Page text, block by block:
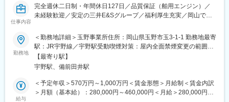
は＜舶用エンジン、産業機械、テクノサービス＞の3グループで組
織されています。平均39歳で20代の若手も多い組織です。
■おすすめポイント：
・完全週休二日制（土日祝）・年間休日127日
・安定の三井E＆Sグループ・福利厚生充実
・岡山での長期就業が可能
・当社の舶用エンジンは国内シェアトップ
■当社の特徴：
仕事内容
完全週休二日制・年間休日127日／品質保証（舶用エンジン）／
未経験歓迎／安定の三井E&Sグループ／福利厚生充実／岡山での
■担当業務：
品質保証部にて、積み込み前の舶用大型エンジンの試運転業務を
行います。国内、世界ともにトップクラスのシェアを誇る舶用エ
ンジンは同社の主力製品であり、このエンジンを搭載した船舶は
世界中を航海しています
船のエンジンのため、製品の大きさは長さ20m、高さ10数mのも
のになります。様々な部品で組みあがっているそれらが、問題な
勤務地
＜勤務地詳細＞玉野事業所住所：岡山県玉野市玉3-1-1 勤務地最寄
駅：JR宇野線／宇野駅受動喫煙対策：屋内全面禁煙変更の範囲：
会社の定める事業所（リモートワーク含む）
【最寄り駅】
宇野駅、備前田井駅
給与
＜予定年収＞570万円～1,000万円＜賃金形態＞月給制＜賃金内訳
＞月額（基本給）：280,000円～460,000円＜月給＞280,000円～